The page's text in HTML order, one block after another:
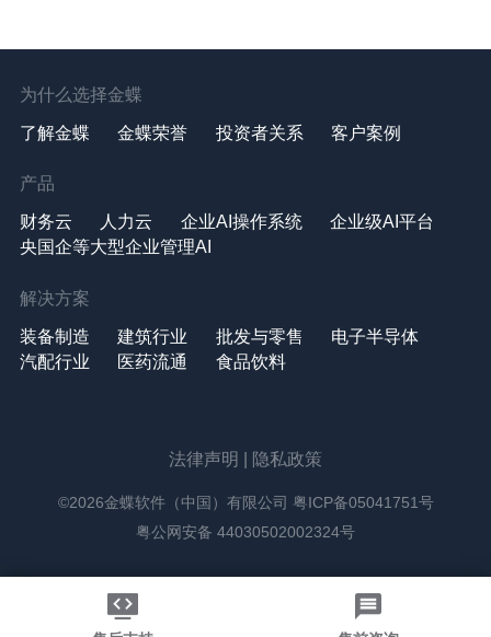
为什么选择金蝶
了解金蝶 金蝶荣誉 投资者关系 客户案例
产品
财务云 人力云 企业AI操作系统
企业级AI平台
央国企等大型企业管理AI
解决方案
装备制造 建筑行业 批发与零售
电子半导体
汽配行业
医药流通 食品饮料
法律声明 隐私政策
©2026金蝶软件（中国）有限公司 粤ICP备05041751号
粤公网安备 44030502002324号